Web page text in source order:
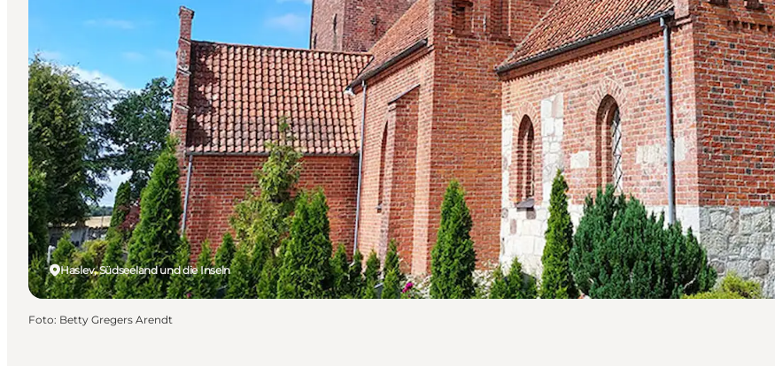
Haslev, Südseeland und die Inseln
Foto: Betty Gregers Arendt